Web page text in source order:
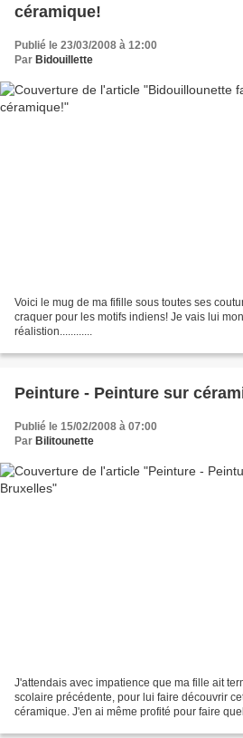
céramique!
Publié le 23/03/2008 à 12:00
Par Bidouillette
Voici le mug de ma fifille sous toutes ses
craquer pour les motifs indiens! Je vais lui
réalistion............
Peinture - Peinture sur
Publié le 15/02/2008 à 07:00
Par Bilitounette
J'attendais avec impatience que ma fille ait
scolaire précédente, pour lui faire découvrir
céramique. J'en ai même profité pour faire